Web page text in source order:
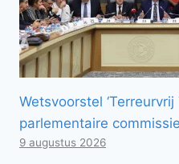
Wetsvoorstel ‘Terreurvrij
parlementaire
9 augustus 2026